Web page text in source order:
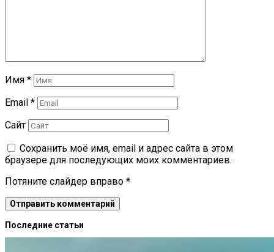
Имя *
Email *
Сайт
Сохранить моё имя, email и адрес сайта в этом
браузере для последующих моих комментариев.
Потяните слайдер вправо *
Последние статьи